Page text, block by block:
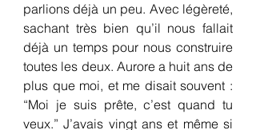
parlions déjà un peu. Avec légèreté,
sachant très bien qu’il nous fallait
déjà un temps pour nous construire
toutes les deux. Aurore a huit ans de
plus que moi, et me disait souvent :
“Moi je suis prête, c’est quand tu
veux.” J’avais vingt ans et même si